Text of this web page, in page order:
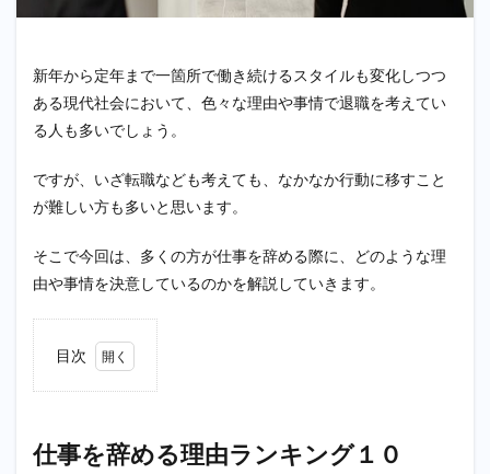
新年から定年まで一箇所で働き続けるスタイルも変化しつつ
ある現代社会において、色々な理由や事情で退職を考えてい
る人も多いでしょう。
ですが、いざ転職なども考えても、なかなか行動に移すこと
が難しい方も多いと思います。
そこで今回は、多くの方が仕事を辞める際に、どのような理
由や事情を決意しているのかを解説していきます。
目次
める
理由
仕事を辞める理由ランキング１０